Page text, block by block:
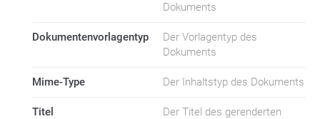
Dokuments
Dokumentenvorlagentyp
Der Vorlagentyp des
Dokuments
Mime-Type Der Inhaltstyp des Dokuments
Titel
Der Titel des gerenderten